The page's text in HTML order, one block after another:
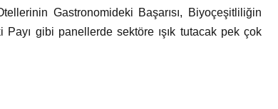
Gastronomideki Başarısı, Biyoçeşitliliğin
gibi panellerde sektöre ışık tutacak pek çok